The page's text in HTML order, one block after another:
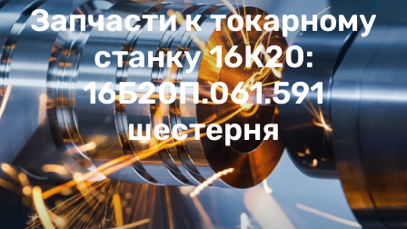
Запчасти к токарному
станку 16К20:
16Б20П.061.591
шестерня